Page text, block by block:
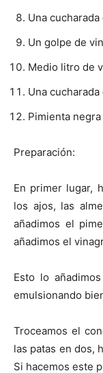
Una
Un golpe de
Medio litro de
Una
Pimienta
Preparación:
En primer lugar,
los ajos, las
añadimos el
añadimos el
Esto lo
emulsionando
Troceamos el
las patas en dos,
Si hacemos este